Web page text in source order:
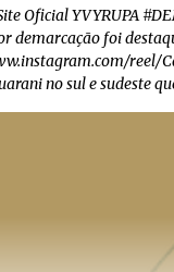
Oficial YVYRUPA
demarcação foi
reel/
no sul e sudeste